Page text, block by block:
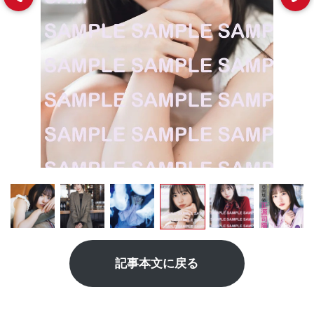
記事本文に戻る